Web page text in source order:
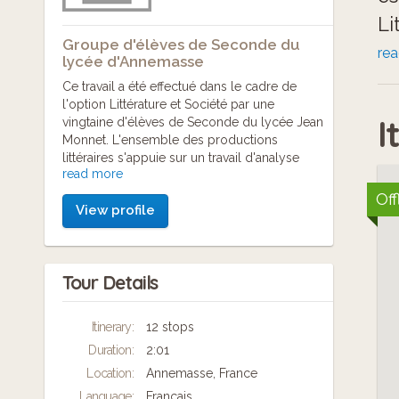
Groupe d'élèves de Seconde du
lycée d'Annemasse
Ce travail a été effectué dans le cadre de
l'option Littérature et Société par une
vingtaine d'élèves de Seconde du lycée Jean
Monnet. L'ensemble des productions
littéraires s'appuie sur un travail d'analyse
des archives de la mairie dAnnemasse pour
la période 1914-1945. Merci à eux !
read more
View profile
Tour Details
Itinerary:
12 stops
Duration:
2:01
Location:
Annemasse, France